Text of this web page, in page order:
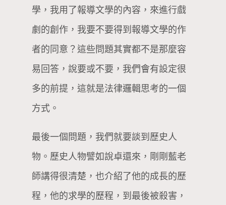
學，我用了報導文學的內容，來進行戲
劇的創作，我要不要得到報導文學的作
者的同意？這些問題其實都不是那麼容
易回答，說要或不要，我們會有設定很
多的前提，這就是法律邏輯思考的一個
方式。
最後一個問題，我們就要談到歷史人
物。歷史人物譬如說卓還來，剛剛藍老
師講得很清楚，也介紹了他的成長的歷
程，他的求學的歷程，到最後被殺害，